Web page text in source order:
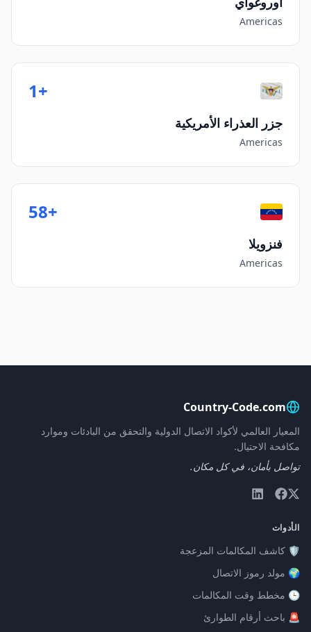
Americas
+1
جزر العذراء الأمريكية
Americas
+58
فنزويلا
Americas
Country-Code.com
المعيار العالمي لأكواد الاتصال الدولية والتحقق من البادئات وموارد
مكافحة الاحتيال.
تواصل بأمان، في كل مكان.
الأدوات
🛡️ كاشف المكالمات المزعجة
🌍 مولد رموز الاتصال
🕒 مخطط وقت المكالمات
🚨 باحث أرقام الطوارئ